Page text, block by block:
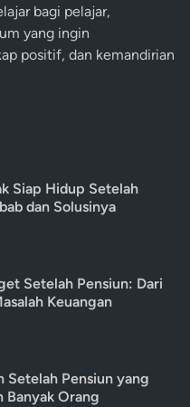
bagi pelajar,
yang ingin
positif, dan kemandirian
Siap Hidup Setelah
dan Solusinya
Setelah Pensiun: Dari
Keuangan
Setelah Pensiun yang
Banyak Orang